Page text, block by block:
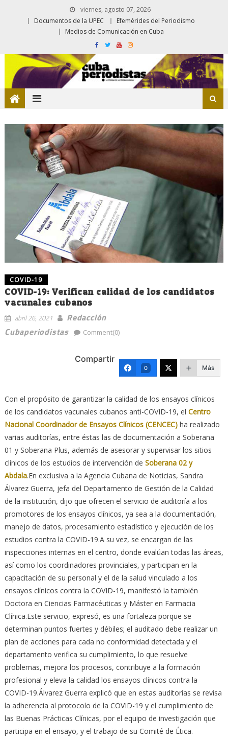
viernes, agosto 07, 2026
Documentos de la UPEC
Efemérides del Periodismo
Medios de Comunicación en Cuba
COVID-19
COVID-19: Verifican calidad de los candidatos
vacunales cubanos
abril 26, 2021
Redacción
Cubaperiodistas
Comment(0)
Compartir
0 Más
Con el propósito de garantizar la calidad de los ensayos clínicos
de los candidatos vacunales cubanos anti-COVID-19, el Centro
Nacional Coordinador de Ensayos Clínicos (CENCEC)ha realizado
varias auditorías, entre éstas las de documentación a Soberana
01 y Soberana Plus, además de asesorar y supervisar los sitios
clínicos de los estudios de intervención de Soberana 02 y
Abdala.En exclusiva a la Agencia Cubana de Noticias, Sandra
Álvarez Guerra, jefa del Departamento de Gestión de la Calidad
de la institución, dijo que ofrecen el servicio de auditoría a los
promotores de los ensayos clínicos, ya sea a la documentación,
manejo de datos, procesamiento estadístico y ejecución de los
estudios contra la COVID-19.A su vez, se encargan de las
inspecciones internas en el centro, donde evalúan todas las áreas,
así como los coordinadores provinciales, y participan en la
capacitación de su personal y el de la salud vinculado a los
ensayos clínicos contra la COVID-19, manifestó la también
Doctora en Ciencias Farmacéuticas y Máster en Farmacia
Clínica.Este servicio, expresó, es una fortaleza porque se
determinan puntos fuertes y débiles; el auditado debe realizar un
plan de acciones para cada no conformidad detectada y el
departamento verifica su cumplimiento, lo que resuelve
problemas, mejora los procesos, contribuye a la formación
profesional y eleva la calidad los ensayos clínicos contra la
COVID-19.Álvarez Guerra explicó que en estas auditorías se revisa
la adherencia al protocolo de la COVID-19 y el cumplimiento de
las Buenas Prácticas Clínicas, por el equipo de investigación que
participa en el ensayo, y el trabajo de su Comité de Ética.